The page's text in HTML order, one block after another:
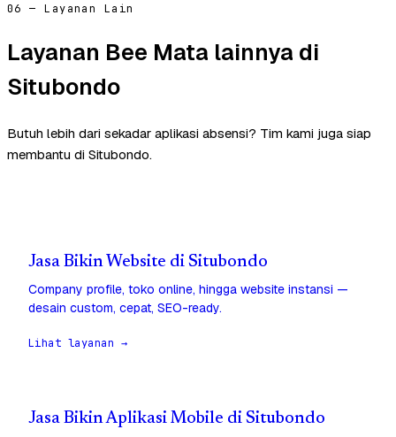
06 — Layanan Lain
Layanan Bee Mata lainnya di
Situbondo
Butuh lebih dari sekadar aplikasi absensi? Tim kami juga siap
membantu di Situbondo.
Jasa Bikin Website di Situbondo
Company profile, toko online, hingga website instansi —
desain custom, cepat, SEO-ready.
Lihat layanan →
Jasa Bikin Aplikasi Mobile di Situbondo